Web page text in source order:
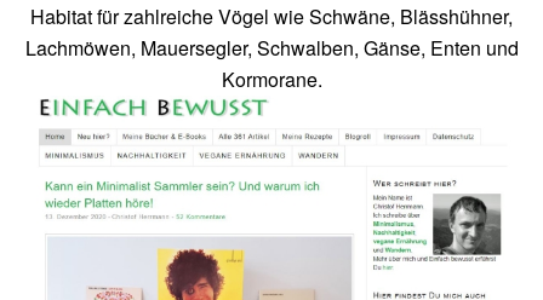
Habitat für zahlreiche Vögel wie Schwäne, Blässhühner,
Lachmöwen, Mauersegler, Schwalben, Gänse, Enten und
Kormorane.